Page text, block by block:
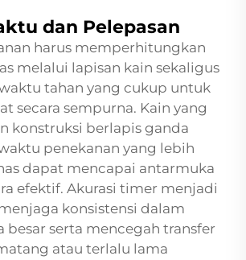
dan Pelepasan
harus memperhitungkan
melalui lapisan kain sekaligus
tahan yang cukup untuk
secara sempurna. Kain yang
konstruksi berlapis ganda
penekanan yang lebih
dapat mencapai antarmuka
efektif. Akurasi timer menjadi
konsistensi dalam
besar serta mencegah transfer
atau terlalu lama